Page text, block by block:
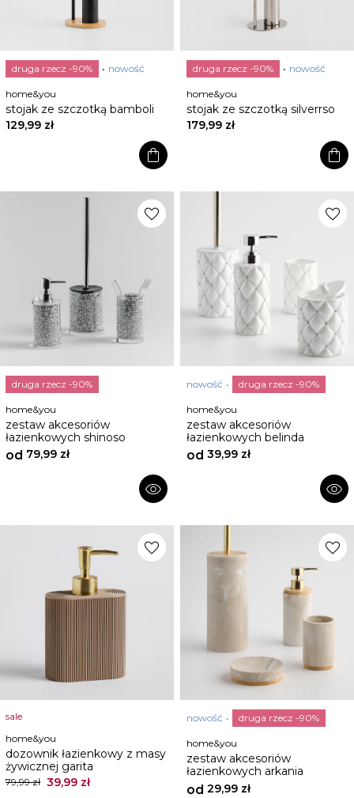
druga rzecz -90% nowość
home&you
stojak ze szczotką bamboli
129,99 zł
shopping_bag
druga rzecz -90% nowość
home&you
stojak ze szczotką silverrso
179,99 zł
shopping_bag
favorite
druga rzecz -90%
home&you
zestaw akcesoriów
łazienkowych shinoso
od 79,99 zł
visibility
favorite
nowość druga rzecz -90%
home&you
zestaw akcesoriów
łazienkowych belinda
od 39,99 zł
visibility
favorite
sale
home&you
dozownik łazienkowy z masy
żywicznej garita
79,99 zł 39,99 zł
favorite
nowość druga rzecz -90%
home&you
zestaw akcesoriów
łazienkowych arkania
od 29,99 zł